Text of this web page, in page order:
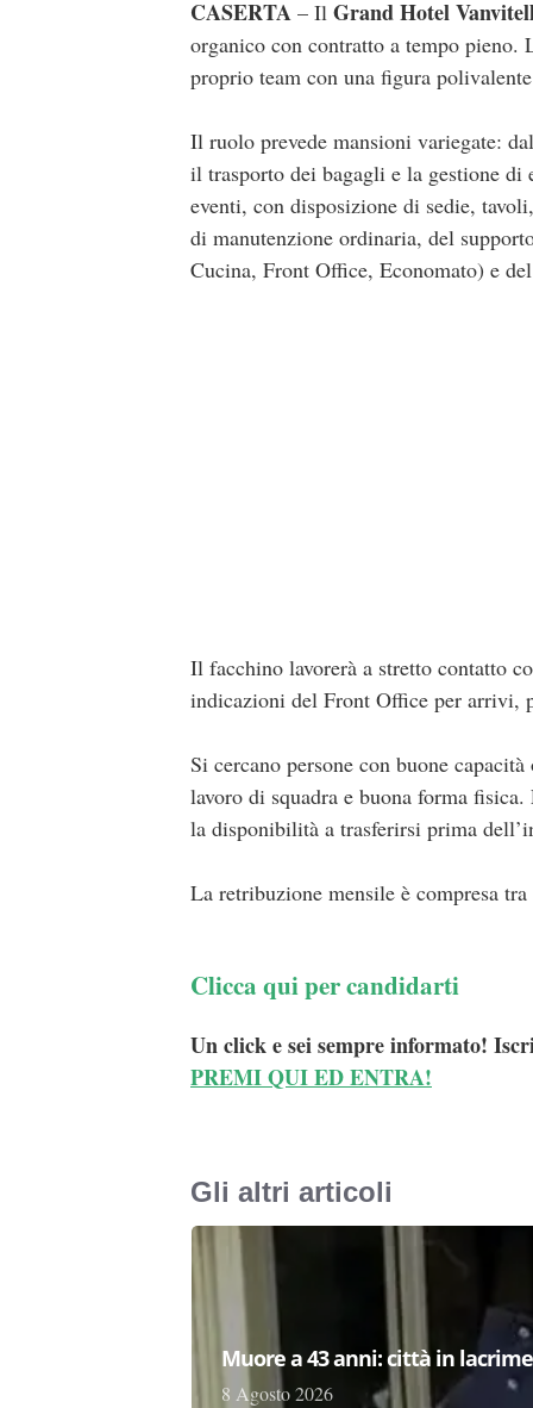
CASERTA – Il Grand Hotel
organico con contratto a tempo
proprio team con una figura
Il ruolo prevede mansioni variegate:
il trasporto dei bagagli e la gestione di
eventi, con disposizione di sedie,
di manutenzione ordinaria, del
Cucina, Front Office, Economato) e
Il facchino lavorerà a stretto contatto
indicazioni del Front Office per arrivi,
Si cercano persone con buone
lavoro di squadra e buona forma
la disponibilità a trasferirsi prima
La retribuzione mensile è compresa
Clicca qui per candidarti
Un click e sei sempre informato!
PREMI QUI ED ENTRA!
Gli altri articoli
Muore a 43 anni: città in
8 Agosto 2026